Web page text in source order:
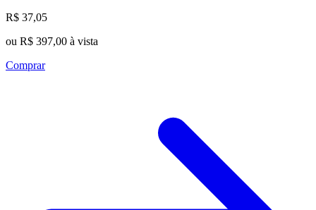
R$ 37,05
ou R$ 397,00 à vista
Comprar